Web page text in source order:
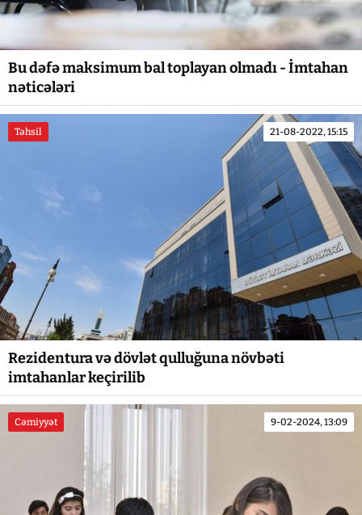
Bu dəfə maksimum bal toplayan olmadı - İmtahan
nəticələri
Təhsil 21-08-2022, 15:15
Rezidentura və dövlət qulluğuna növbəti
imtahanlar keçirilib
Cəmiyyət 9-02-2024, 13:09